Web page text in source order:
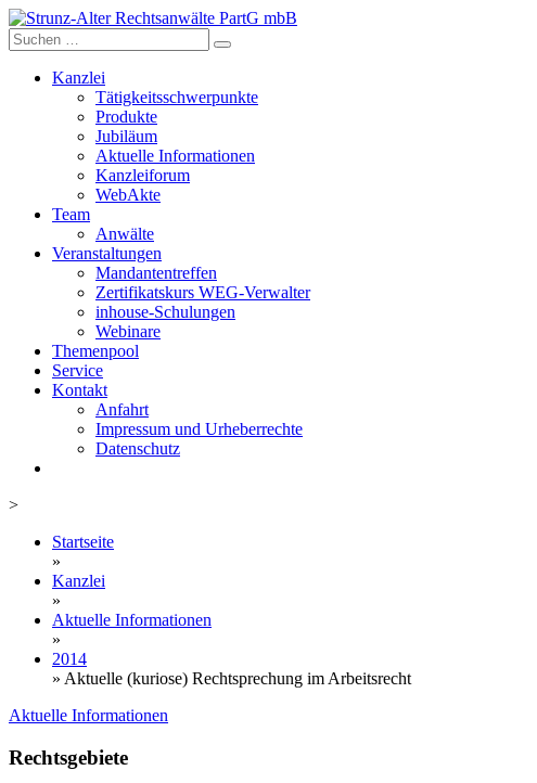
Skip
to
content
Kanzlei
Tätigkeitsschwerpunkte
Produkte
Jubiläum
Aktuelle Informationen
Kanzleiforum
WebAkte
Team
Anwälte
Veranstaltungen
Mandantentreffen
Zertifikatskurs WEG-Verwalter
inhouse-Schulungen
Webinare
Themenpool
Service
Kontakt
Anfahrt
Impressum und Urheberrechte
Datenschutz
>
Startseite
»
Kanzlei
»
Aktuelle Informationen
»
2014
» Aktuelle (kuriose) Rechtsprechung im Arbeitsrecht
Aktuelle Informationen
Rechtsgebiete